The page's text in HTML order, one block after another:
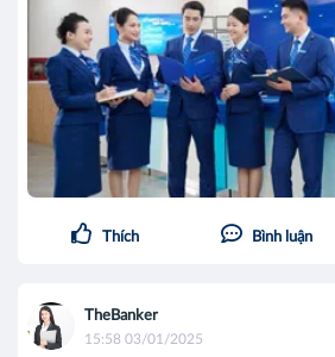
Thích Bình luận
TheBanker
15:58 03/01/2025